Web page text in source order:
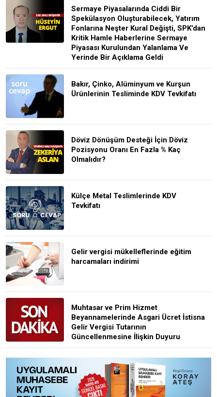
Sermaye Piyasalarında Ciddi Bir
Spekülasyon Oluşturabilecek, Yatırım
Fonlarına Neşter Kural Değişti, SPK’dan
Kritik Hamle Haberlerine Sermaye
Piyasası Kurulundan Yalanlama Ve
Yerinde Bir Açıklama Geldi
Bakır, Çinko, Alüminyum ve Kurşun
Ürünlerinin Tesliminde KDV Tevkifatı
Döviz Dönüşüm Desteği İçin Döviz
Pozisyonu Oranı En Fazla % Kaç
Olmalıdır?
Külçe Metal Teslimlerinde KDV
Tevkifatı
Gelir vergisi mükelleflerinde eğitim
harcamaları indirimi
Muhtasar ve Prim Hizmet
Beyannamelerinde Asgari Ücret İstisna
Gelir Vergisi Tutarının
Güncellenmesine İlişkin Duyuru